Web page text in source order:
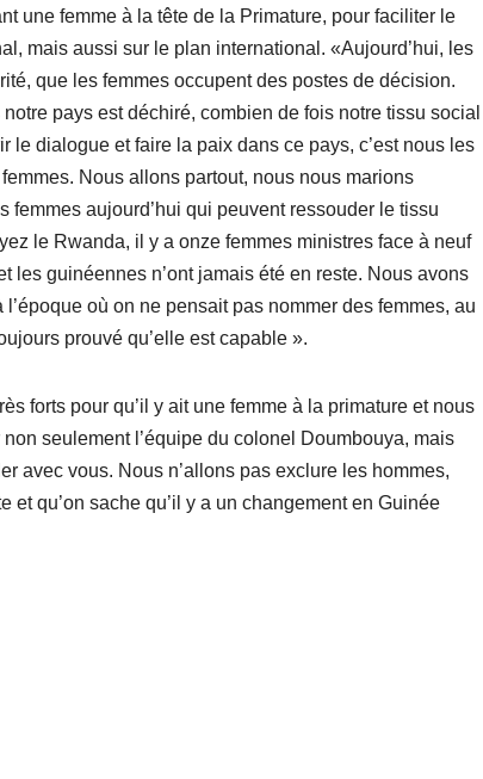
une femme à la tête de la Primature, pour faciliter le
mais aussi sur le plan international. «Aujourd’hui, les
que les femmes occupent des postes de décision.
pays est déchiré, combien de fois notre tissu social
le dialogue et faire la paix dans ce pays, c’est nous les
Nous allons partout, nous nous marions
femmes aujourd’hui qui peuvent ressouder le tissu
le Rwanda, il y a onze femmes ministres face à neuf
les guinéennes n’ont jamais été en reste. Nous avons
où on ne pensait pas nommer des femmes, au
prouvé qu’elle est capable ».
forts pour qu’il y ait une femme à la primature et nous
seulement l’équipe du colonel Doumbouya, mais
avec vous. Nous n’allons pas exclure les hommes,
qu’on sache qu’il y a un changement en Guinée